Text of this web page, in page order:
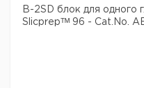
B-2SD блок для одного
Slicprepᵀᴹ 96 - Cat.No.